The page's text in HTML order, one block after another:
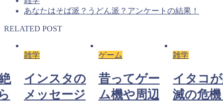
あなたはそば派？うどん派？アンケートの結果！
RELATED POST
雑学
インスタの
メッセージ
ゲーム
昔ってゲー
ム機や周辺
雑学
イタコ
滅の危